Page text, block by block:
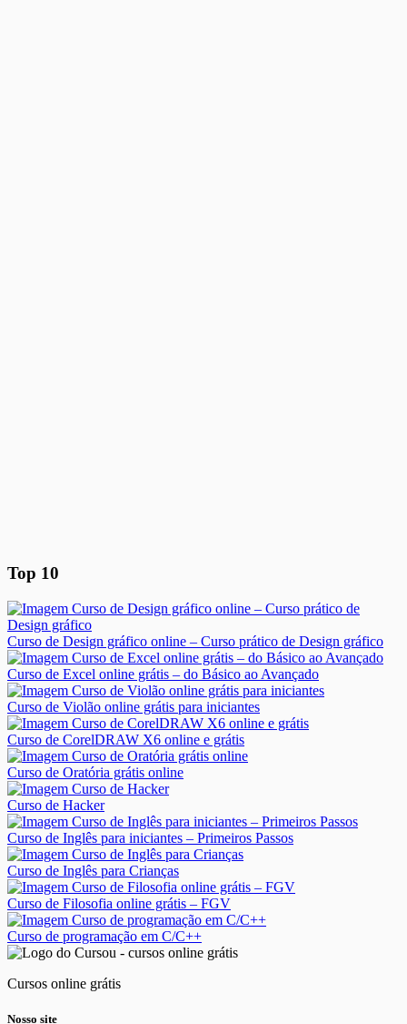
Top 10
Curso de Design gráfico online – Curso prático de Design gráfico
Curso de Excel online grátis – do Básico ao Avançado
Curso de Violão online grátis para iniciantes
Curso de CorelDRAW X6 online e grátis
Curso de Oratória grátis online
Curso de Hacker
Curso de Inglês para iniciantes – Primeiros Passos
Curso de Inglês para Crianças
Curso de Filosofia online grátis – FGV
Curso de programação em C/C++
Cursos online grátis
Nosso site